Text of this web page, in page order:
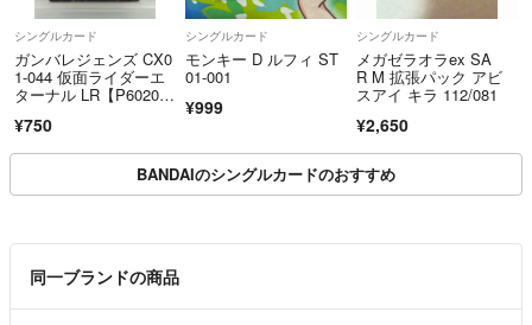
シングルカード
ガンバレジェンズ CX0
1-044 仮面ライダーエ
ターナル LR【P6020-0
¥750
シングルカード
モンキー D ルフィ ST
01-001
¥999
シングルカード
メガゼラオラex SA
R M 拡張パック アビ
スアイ キラ 112/081
¥2,650
BANDAIのシングルカードのおすすめ
同一ブランドの商品